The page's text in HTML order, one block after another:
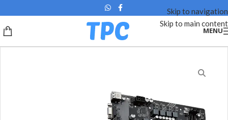
Skip to navigation
Skip to main content
MENU